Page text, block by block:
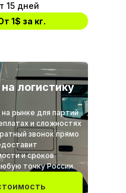
15 дней
1$ за кг.
логистику
рынке для партий
и сложностях
звонок прямо
и сроков
точку России.